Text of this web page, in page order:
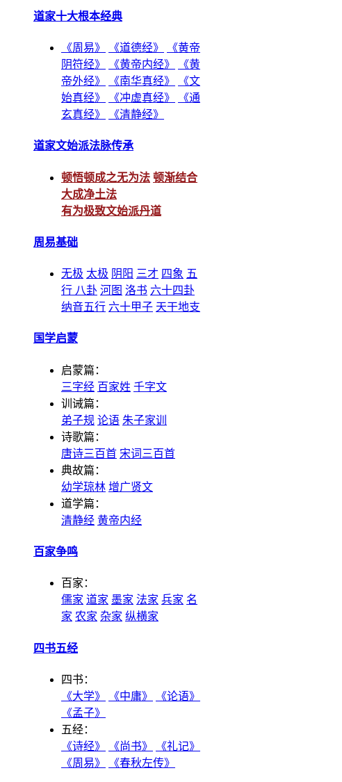
道家十大根本经典
《周易》 《道德经》
《黄帝
阴符经》
《黄帝内经》
《黄
帝外经》
《南华真经》
《文
始真经》
《冲虚真经》
《通
玄真经》
《清静经》
道家文始派法脉传承
顿悟顿成之无为法 顿渐结合
大成净土法
有为极致文始派丹道
周易基础
无极 太极 阴阳 三才 四象 五
行 八卦 河图 洛书 六十四卦
纳音五行 六十甲子 天干地支
国学启蒙
启蒙篇：
三字经 百家姓 千字文
训诫篇：
弟子规 论语 朱子家训
诗歌篇：
唐诗三百首 宋词三百首
典故篇：
幼学琼林 增广贤文
道学篇：
清静经 黄帝内经
百家争鸣
百家：
儒家 道家 墨家 法家 兵家 名
家 农家 杂家 纵横家
四书五经
四书：
《大学》
《中庸》
《论语》
《孟子》
五经：
《诗经》
《尚书》
《礼记》
《周易》
《春秋左传》